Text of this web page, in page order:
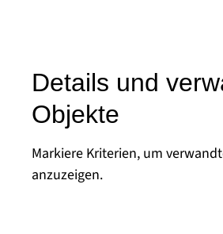
Details und
Objekte
Markiere Kriterien, um
anzuzeigen.